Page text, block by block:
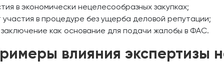
в экономически нецелесообразных закупках;
участия в процедуре без ущерба деловой репутации;
заключение как основание для подачи жалобы в ФАС.
влияния экспертизы